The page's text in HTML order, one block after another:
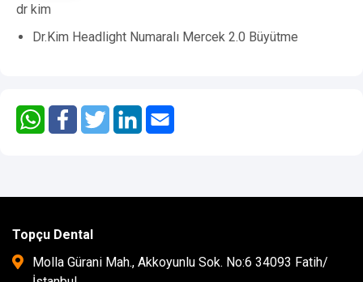
dr kim
Dr.Kim Headlight Numaralı Mercek 2.0 Büyütme
Topçu Dental
Molla Gürani Mah., Akkoyunlu Sok. No:6 34093 Fatih/